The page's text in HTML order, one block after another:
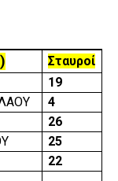
)
Σταυροί
19
4
26
25
22